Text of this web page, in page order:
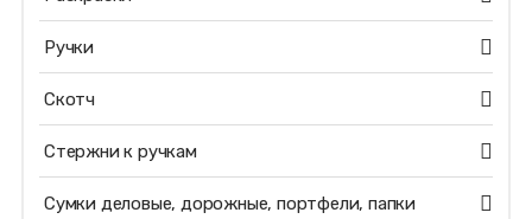
Ручки
Скотч
Стержни к ручкам
Сумки деловые, дорожные, портфели, папки